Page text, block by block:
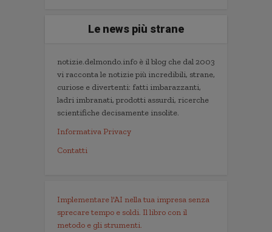
Le news più strane
notizie.delmondo.info è il blog che dal 2003
vi racconta le notizie più incredibili, strane,
curiose e divertenti: fatti imbarazzanti,
ladri imbranati, prodotti assurdi, ricerche
scientifiche decisamente insolite.
Informativa Privacy
Contatti
Implementare l'AI nella tua impresa senza
sprecare tempo e soldi. Il libro con il
metodo e gli strumenti.